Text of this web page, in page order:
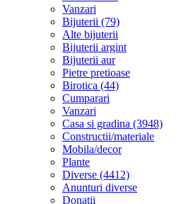
Vanzari
Bijuterii (79)
Alte bijuterii
Bijuterii argint
Bijuterii aur
Pietre pretioase
Birotica (44)
Cumparari
Vanzari
Casa si gradina (3948)
Constructii/materiale
Mobila/decor
Plante
Diverse (4412)
Anunturi diverse
Donatii